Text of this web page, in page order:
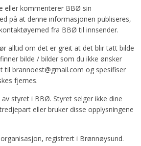
eller kommenterer BBØ sin
på at denne informasjonen publiseres,
fra BBØ til innsender.
alltid om det er greit at det blir tatt bilde
bilde / bilder som du ikke ønsker
til brannoest@gmail.com og spesifiser
fjernes.
styret i BBØ. Styret selger ikke dine
eller bruker disse opplysningene
registrert i Brønnøysund.